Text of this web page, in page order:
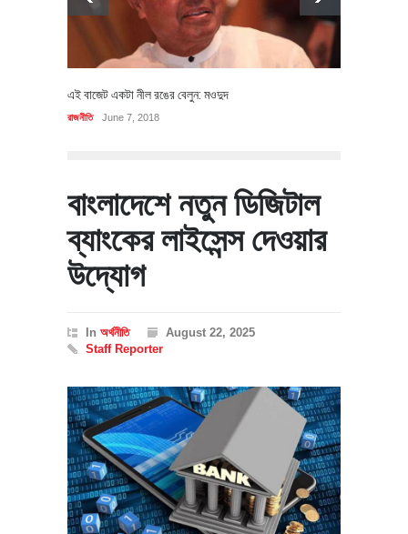
এই বাজেট একটা নীল রঙের বেলুন: মওদুদ
রাজনীতি June 7, 2018
বাংলাদেশে নতুন ডিজিটাল
ব্যাংকের লাইসেন্স দেওয়ার
উদ্যোগ
In অর্থনীতি
August 22, 2025
Staff Reporter